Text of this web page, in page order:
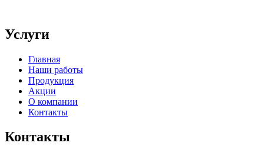
Услуги
Главная
Наши работы
Продукция
Акции
О компании
Контакты
Контакты